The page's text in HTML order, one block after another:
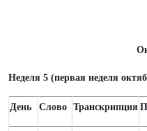
Неделя 5 (первая неделя
День Слово Транскрипция